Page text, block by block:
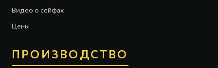
Видео о сейфах
Цены
ПРОИЗВОДСТВО